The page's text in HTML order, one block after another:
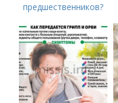
предшественников?